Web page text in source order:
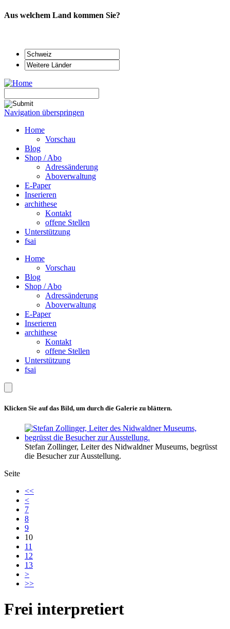
Aus welchem Land kommen Sie?
Navigation überspringen
Home
Vorschau
Blog
Shop / Abo
Adressänderung
Aboverwaltung
E-Paper
Inserieren
archithese
Kontakt
offene Stellen
Unterstützung
fsai
Home
Vorschau
Blog
Shop / Abo
Adressänderung
Aboverwaltung
E-Paper
Inserieren
archithese
Kontakt
offene Stellen
Unterstützung
fsai
Klicken Sie auf das Bild, um durch die Galerie zu blättern.
Stefan Zollinger, Leiter des Nidwaldner Museums, begrüsst
die Besucher zur Ausstellung.
Seite
<<
<
7
8
9
10
11
12
13
>
>>
Frei interpretiert